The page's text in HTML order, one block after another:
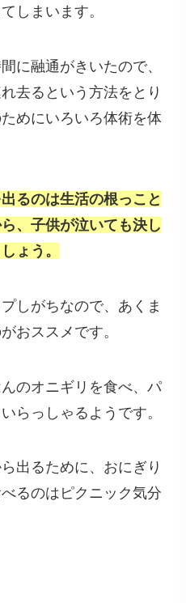
しまいます。
に融通がきいたので、
去るという方法をとり
めにいろいろ体術を体
るのは生活の根っこと
、子供が泣いても決し
ょう。
しがちなので、あくま
おススメです。
のオニギリを食べ、パ
らっしゃるようです。
出るために、おにぎり
るのはピクニック気分